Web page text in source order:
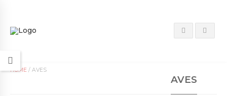
HOME / AVES
AVES